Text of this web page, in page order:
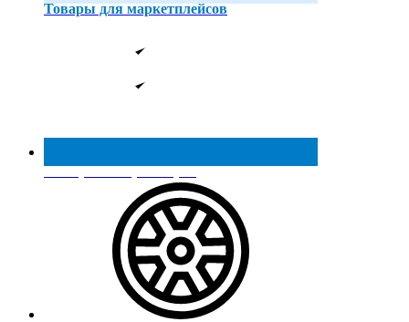
Товары для маркетплейсов
Реестр МинПромТорга